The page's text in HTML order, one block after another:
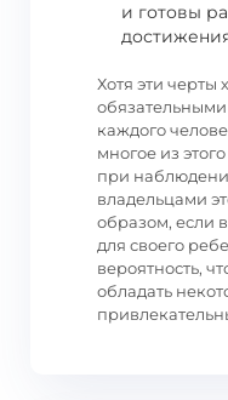
и готовы
Хотя эти черты
каждого
многое из
при
владельцами
образом, если
для своего
вероятность,
обладать